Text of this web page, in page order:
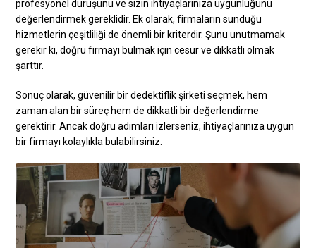
profesyonel duruşunu ve sizin ihtiyaçlarınıza uygunluğunu
değerlendirmek gereklidir. Ek olarak, firmaların sunduğu
hizmetlerin çeşitliliği de önemli bir kriterdir. Şunu unutmamak
gerekir ki, doğru firmayı bulmak için cesur ve dikkatli olmak
şarttır.
Sonuç olarak, güvenilir bir dedektiflik şirketi seçmek, hem
zaman alan bir süreç hem de dikkatli bir değerlendirme
gerektirir. Ancak doğru adımları izlerseniz, ihtiyaçlarınıza uygun
bir firmayı kolaylıkla bulabilirsiniz.